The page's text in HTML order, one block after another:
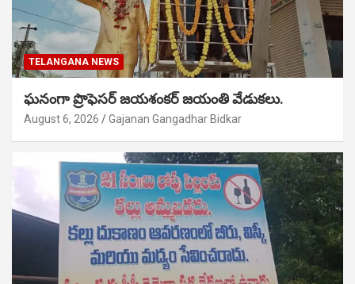
TELANGANA NEWS
ఘనంగా ప్రొఫెసర్ జయశంకర్ జయంతి వేడుకలు.
August 6, 2026 Gajanan Gangadhar Bidkar